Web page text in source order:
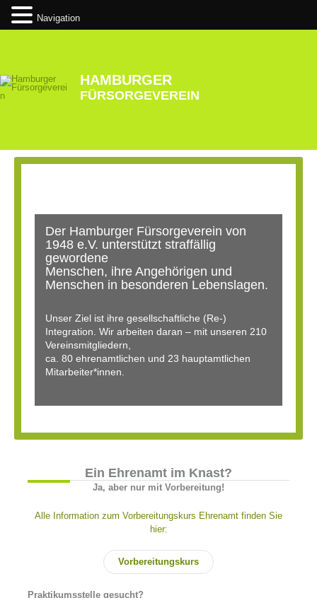
HAMBURGER
FÜRSORGEVEREIN
Der Hamburger Fürsorgeverein von
1948 e.V. unterstützt straffällig
gewordene
Menschen, ihre Angehörigen und
Menschen in besonderen Lebenslagen.
Unser Ziel ist ihre gesellschaftliche (Re-)
Integration. Wir arbeiten daran – mit unseren 210
Vereinsmitgliedern,
ca. 80 ehrenamtlichen und 23 hauptamtlichen
Mitarbeiter*innen.
Ein Ehrenamt im Knast?
Ja, aber nur mit Vorbereitung!
Alle Information zum Vorbereitungskurs Ehrenamt finden Sie
hier:
Vorbereitungskurs
Praktikumsstelle gesucht?
Navigation